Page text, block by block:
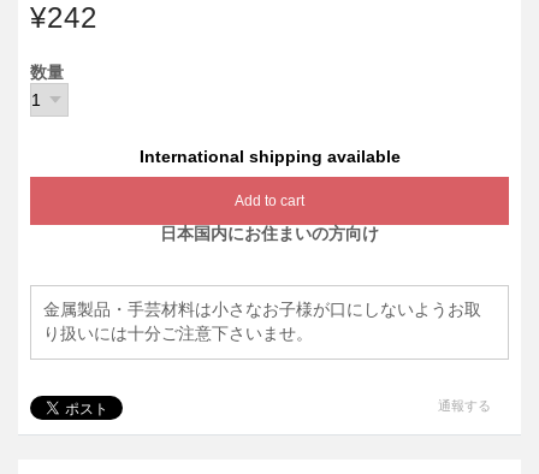
¥242
数量
International shipping available
Add to cart
日本国内にお住まいの方向け
金属製品・手芸材料は小さなお子様が口にしないようお取
り扱いには十分ご注意下さいませ。
通報する